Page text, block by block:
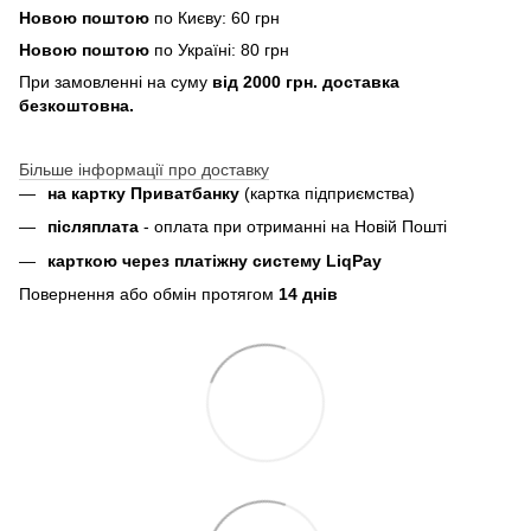
Новою поштою по Києву: 60 грн
Новою поштою по Україні: 80 грн
При замовленні на суму від 2000 грн. доставка
безкоштовна.
Більше інформації про доставку
на картку Приватбанку (картка підприємства)
пiсляплата - оплата при отриманнi на Новій Пошті
карткою через платіжну систему LiqPay
Повернення або обмін протягом 14 днів